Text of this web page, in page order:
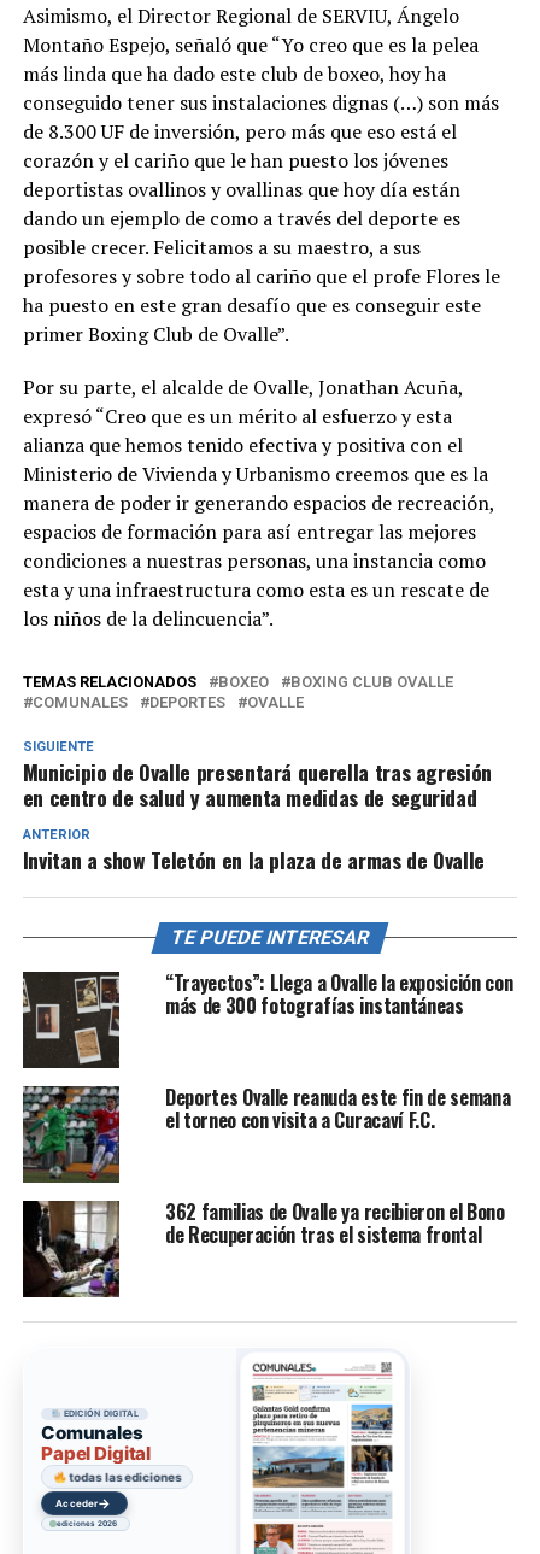
Asimismo, el Director Regional de SERVIU, Ángelo
Montaño Espejo, señaló que “Yo creo que es la pelea
más linda que ha dado este club de boxeo, hoy ha
conseguido tener sus instalaciones dignas (…) son más
de 8.300 UF de inversión, pero más que eso está el
corazón y el cariño que le han puesto los jóvenes
deportistas ovallinos y ovallinas que hoy día están
dando un ejemplo de como a través del deporte es
posible crecer. Felicitamos a su maestro, a sus
profesores y sobre todo al cariño que el profe Flores le
ha puesto en este gran desafío que es conseguir este
primer Boxing Club de Ovalle”.
Por su parte, el alcalde de Ovalle, Jonathan Acuña,
expresó “Creo que es un mérito al esfuerzo y esta
alianza que hemos tenido efectiva y positiva con el
Ministerio de Vivienda y Urbanismo creemos que es la
manera de poder ir generando espacios de recreación,
espacios de formación para así entregar las mejores
condiciones a nuestras personas, una instancia como
esta y una infraestructura como esta es un rescate de
los niños de la delincuencia”.
TEMAS RELACIONADOS BOXEO
BOXING CLUB OVALLE
COMUNALES
DEPORTES OVALLE
SIGUIENTE
Municipio de Ovalle presentará querella tras agresión
en centro de salud y aumenta medidas de seguridad
ANTERIOR
Invitan a show Teletón en la plaza de armas de Ovalle
TE PUEDE INTERESAR
“Trayectos”: Llega a Ovalle la exposición con
más de 300 fotografías instantáneas
Deportes Ovalle reanuda este fin de semana
el torneo con visita a Curacaví F.C.
362 familias de Ovalle ya recibieron el Bono
de Recuperación tras el sistema frontal
EDICIÓN DIGITAL
Comunales
Papel Digital
todas las ediciones
Acceder→
ediciones 2026